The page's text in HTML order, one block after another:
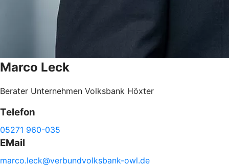
Marco Leck
Berater Unternehmen Volksbank Höxter
Telefon
05271 960-035
EMail
marco.leck@verbundvolksbank-owl.de